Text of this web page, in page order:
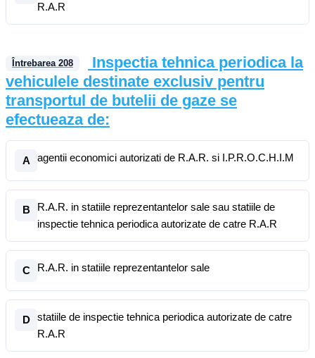
R.A.R
Întrebarea 208
Inspectia tehnica periodica la
vehiculele destinate exclusiv pentru
transportul de butelii de gaze se
efectueaza de:
A agentii economici autorizati de R.A.R. si I.P.R.O.C.H.I.M
B
R.A.R. in statiile reprezentantelor sale sau statiile de
inspectie tehnica periodica autorizate de catre R.A.R
C R.A.R. in statiile reprezentantelor sale
D
statiile de inspectie tehnica periodica autorizate de catre
R.A.R